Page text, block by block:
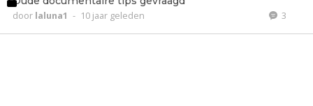
door laluna1 - 10 jaar geleden 3